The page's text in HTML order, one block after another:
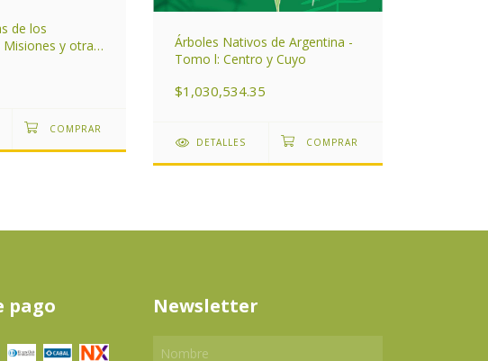
de los
y otras
Árboles Nativos de Argentina -
Tomo l: Centro y Cuyo
$1,030,534.35
DETALLES
pago Newsletter